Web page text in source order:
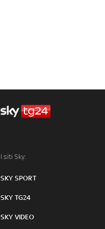
I siti Sky:
SKY SPORT
SKY TG24
SKY VIDEO